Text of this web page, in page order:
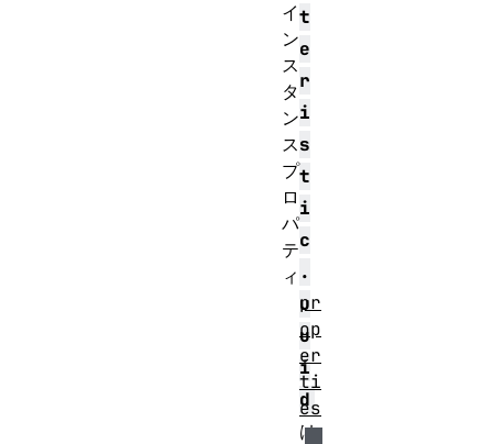
t
e
r
i
s
t
i
c
.
u
u
i
d
は
イ
ン
ス
タ
ン
ス
プ
ロ
パ
テ
ィ
pr
op
er
ti
es